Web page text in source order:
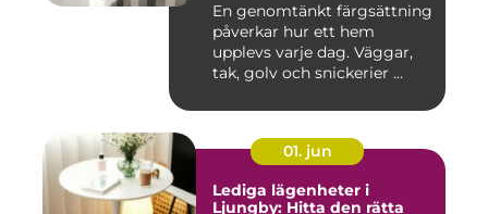
En genomtänkt färgsättning
påverkar hur ett hem
upplevs varje dag. Väggar,
tak, golv och snickerier ...
01. jun
Lediga lägenheter i
Ljungby: Hitta den rätta